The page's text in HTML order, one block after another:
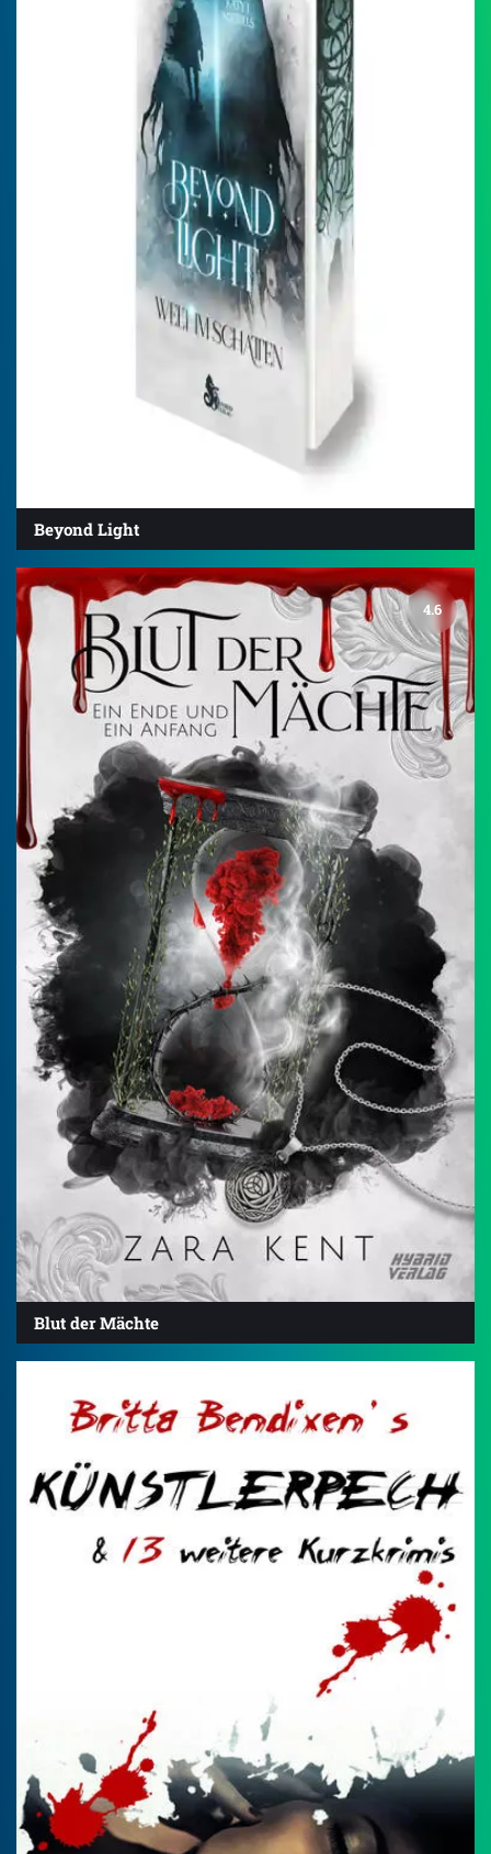
Beyond Light
4.6
Blut der Mächte